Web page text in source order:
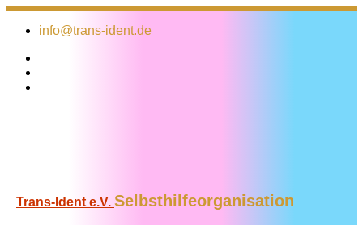
Zum
Inhalt
info@trans-ident.de
Trans-Ident e.V. Selbsthilfeorganisation